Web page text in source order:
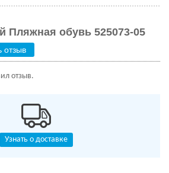
Пляжная обувь 525073-05
отзыв
отзыв.
Узнать о доставке